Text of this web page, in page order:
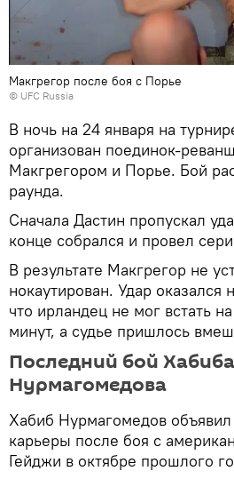
Макгрегор после боя с Порье
© UFC Russia
В ночь на 24 января на
организован поединок-
Макгрегором и Порье. Бой
раунда.
Сначала Дастин пропускал
конце собрался и провел
В результате Макгрегор не
нокаутирован. Удар оказался
что ирландец не мог встать
минут, а судье пришлось
Последний бой Хабиба
Нурмагомедова
Хабиб Нурмагомедов
карьеры после боя с
Гейджи в октябре прошлого